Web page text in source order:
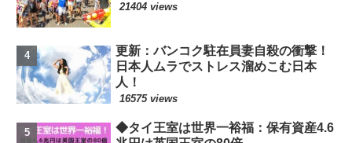
21404 views
更新：バンコク駐在員妻自殺の衝撃！
日本人ムラでストレス溜めこむ日本
人！
16575 views
◆タイ王室は世界一裕福：保有資産4.6